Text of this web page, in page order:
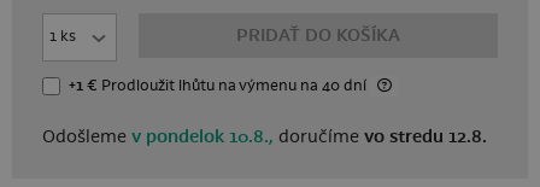
PRIDAŤ DO KOŠÍKA
+1 € Prodloužit lhůtuna výmenu na 40 dní
Odošlemev pondelok 10.8., doručímevo stredu 12.8.